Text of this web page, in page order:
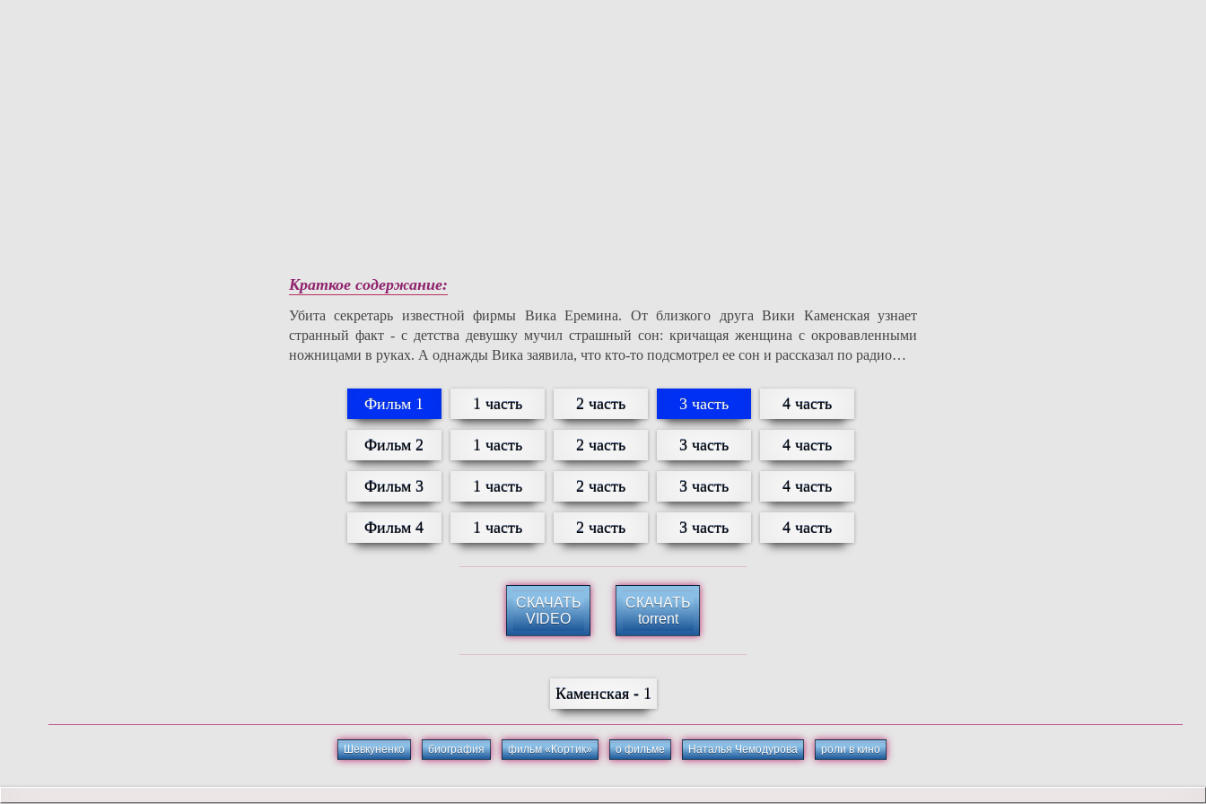
Краткое содержание:
Убита секретарь известной фирмы Вика Еремина. От близкого друга Вики Каменская узнает
странный факт - с детства девушку мучил страшный сон: кричащая женщина с окровавленными
ножницами в руках. А однажды Вика заявила, что кто-то подсмотрел ее сон и рассказал по радио…
Фильм 1 1 часть 2 часть 3 часть 4 часть
Фильм 2 1 часть 2 часть 3 часть 4 часть
Фильм 3 1 часть 2 часть 3 часть 4 часть
Фильм 4 1 часть 2 часть 3 часть 4 часть
СКАЧАТЬ
VIDEO
СКАЧАТЬ
torrent
Каменская - 1
Шевкуненко биография фильм «Кортик» о фильме Наталья Чемодурова роли в кино